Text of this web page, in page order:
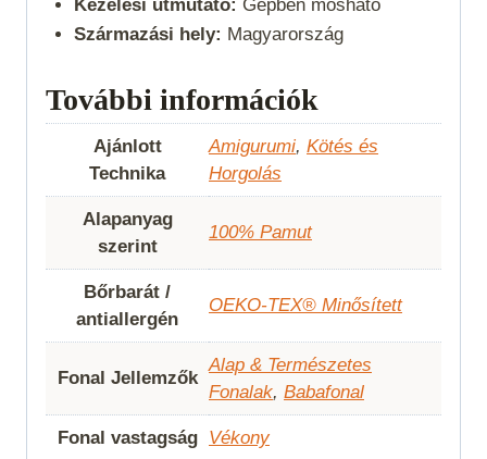
Kezelési útmutató: Gépben mosható
Származási hely: Magyarország
További információk
Ajánlott
Technika
Amigurumi, Kötés és
Horgolás
Alapanyag
szerint
100% Pamut
Bőrbarát /
antiallergén
OEKO-TEX® Minősített
Fonal Jellemzők
Alap & Természetes
Fonalak, Babafonal
Fonal vastagság Vékony